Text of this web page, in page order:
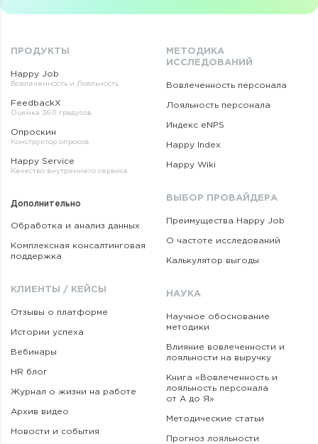
ПРОДУКТЫ
Happy Job
Вовлеченность и Лояльность
FeedbackX
Оценка 360 градусов
Опроскин
Конструктор опросов
Happy Service
Качество внутреннего сервиса
Дополнительно
Обработка и анализ данных
Комплексная консалтинговая
поддержка
КЛИЕНТЫ / КЕЙСЫ
Отзывы о платформе
Истории успеха
Вебинары
HR блог
Журнал о жизни на работе
Архив видео
Новости и события
МЕТОДИКА
ИССЛЕДОВАНИЙ
Вовлеченность персонала
Лояльность персонала
Индекс eNPS
Happy Index
Happy Wiki
ВЫБОР ПРОВАЙДЕРА
Преимущества Happy Job
О частоте исследований
Калькулятор выгоды
НАУКА
Научное обоснование
методики
Влияние вовлеченности и
лояльности на выручку
Книга «Вовлеченность и
лояльность персонала
от А до Я»
Методические статьи
Прогноз лояльности